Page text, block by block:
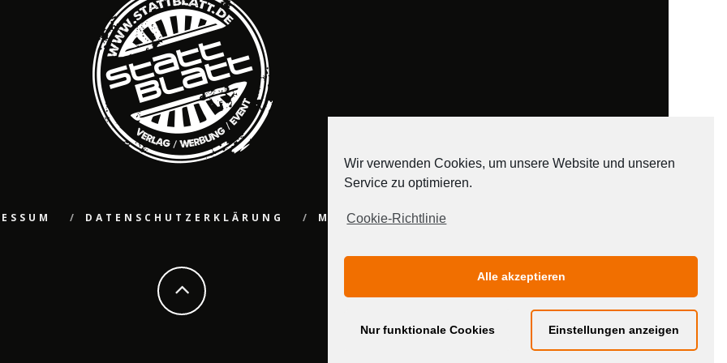
DATENSCHUTZERKLÄRUNG MEDIADATEN
Wir verwenden Cookies, um unsere Website und unseren
Service zu optimieren.
Cookie-Richtlinie
Alle akzeptieren
Nur funktionale Cookies Einstellungen anzeigen